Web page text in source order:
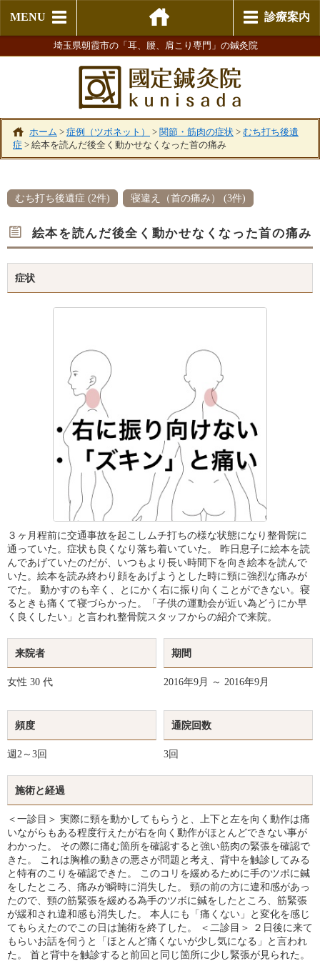
MENU 診療案内
埼玉県朝霞市の「耳、腰、肩こり専門」の鍼灸院
ホーム > 症例（ツボネット） > 関節・筋肉の症状 > むち打ち後遺
症 > 絵本を読んだ後全く動かせなくなった首の痛み
むち打ち後遺症 (2件) 寝違え（首の痛み） (3件)
絵本を読んだ後全く動かせなくなった首の痛み
症状
３ヶ月程前に交通事故を起こしムチ打ちの様な状態になり整骨院に
通っていた。症状も良くなり落ち着いていた。 昨日息子に絵本を読
んであげていたのだが、いつもより長い時間下を向き絵本を読んで
いた。絵本を読み終わり顔をあげようとした時に頸に強烈な痛みが
でた。 動かすのも辛く、とにかく右に振り向くことができない。寝
るときも痛くて寝づらかった。「子供の運動会が近い為どうにか早
く良くしたい」と言われ整骨院スタッフからの紹介で来院。
来院者
女性 30 代
期間
2016年9月 ～ 2016年9月
頻度
週2～3回
通院回数
3回
施術と経過
＜一診目＞ 実際に頸を動かしてもらうと、上下と左を向く動作は痛
いながらもある程度行えたが右を向く動作がほとんどできない事が
わかった。 その際に痛む箇所を確認すると強い筋肉の緊張を確認で
きた。 これは胸椎の動きの悪さが問題と考え、背中を触診してみる
と特有のこりを確認できた。 このコリを緩めるために手のツボに鍼
をしたところ、痛みが瞬時に消失した。 頸の前の方に違和感があっ
たので、頸の筋緊張を緩める為手のツボに鍼をしたところ、筋緊張
が緩和され違和感も消失した。 本人にも「痛くない」と変化を感じ
てもらえたのでこの日は施術を終了した。 ＜二診目＞ ２日後に来て
もらいお話を伺うと「ほとんど痛くないが少し気になる」と言われ
た。 首と背中を触診すると前回と同じ箇所に少し緊張が見られた。